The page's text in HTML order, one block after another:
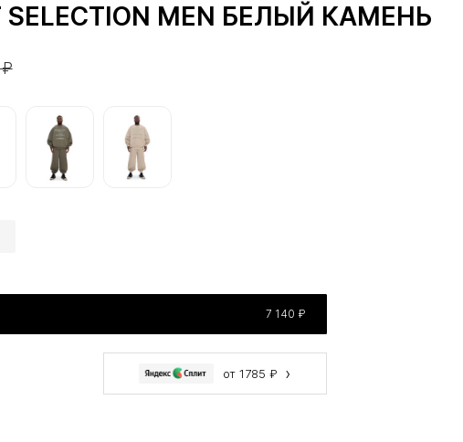
MEN БЕЛЫЙ КАМЕНЬ
₽
7 140 ₽
от 1785 ₽ ›